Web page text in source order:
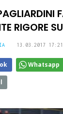
RIGORE
13.03.2017 17:21
Whatsapp